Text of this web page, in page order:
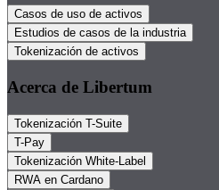
Casos de uso de activos
Estudios de casos de la industria
Tokenización de activos
Acerca de Libertum
Tokenización T-Suite
T-Pay
Tokenización White-Label
RWA en Cardano